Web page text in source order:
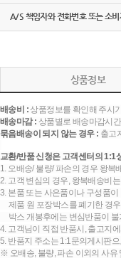
A/S 책임자와 전화번호 또는 소
상품정보
배송비 :상품정보를 확인해 주시
배송마감 : 상품별로 배송마감시
묶음배송이 되지 않는 경우 : 출고
교환/반품 신청은 고객센터의 1:1
1. 오배송/ 불량/ 파손의 경우 왕
2. 고객 변심의 경우, 왕복배송비
3. 본품 또는 사은품이나 구성품
제품 원 포장박스를 폐기한 경
박스 개봉후에는 변심반품이 불
4. 고객님이 직접 반품시, 출고지
5. 반품지 주소는 1:1문의게시판
※ 오배송, 불량, 파손 이외의 사유